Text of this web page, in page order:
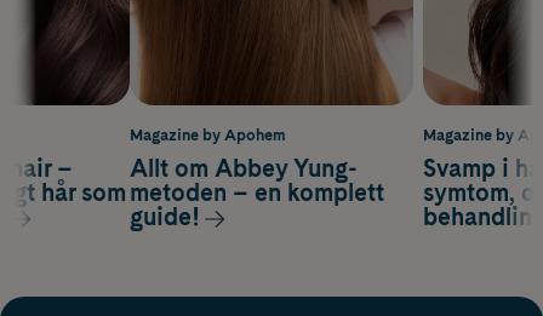
Magazine by
Svamp i
symtom,
hair –
hår som
Magazine by Apohem
Allt om Abbey Yung-
metoden – en komplett
guide!